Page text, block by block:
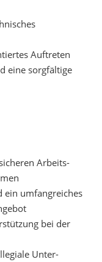
Auftreten
eine sorgfältige
Arbeits­
ein umfang­reiches
bei der
Unter­